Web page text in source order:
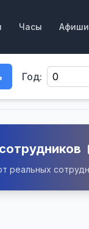
Часы Афиши
Год:
реальных